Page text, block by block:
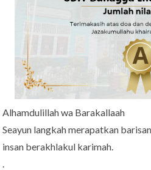
Alhamdulillah wa Barakallaah
Seayun langkah merapatkan
insan berakhlakul karimah.
.